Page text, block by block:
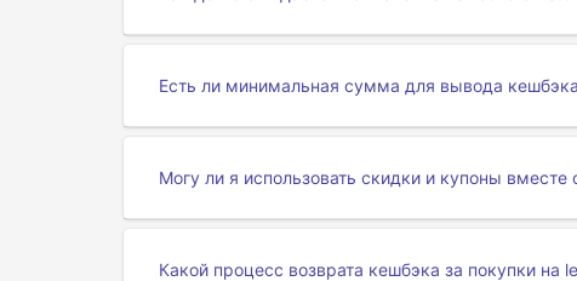
Есть ли минимальная сумма для вывода
Могу ли я использовать скидки и купоны
Какой процесс возврата кешбэка за покупки на